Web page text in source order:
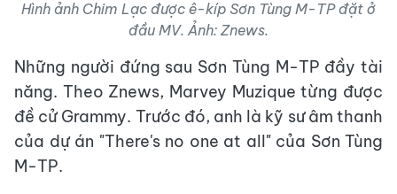
Hình ảnh Chim Lạc được ê-kíp Sơn Tùng M-TP đặt ở
đầu MV. Ảnh: Znews.
Những người đứng sau Sơn Tùng M-TP đầy tài
năng. Theo Znews, Marvey Muzique từng được
đề cử Grammy. Trước đó, anh là kỹ sư âm thanh
của dự án "There's no one at all" của Sơn Tùng
M-TP.